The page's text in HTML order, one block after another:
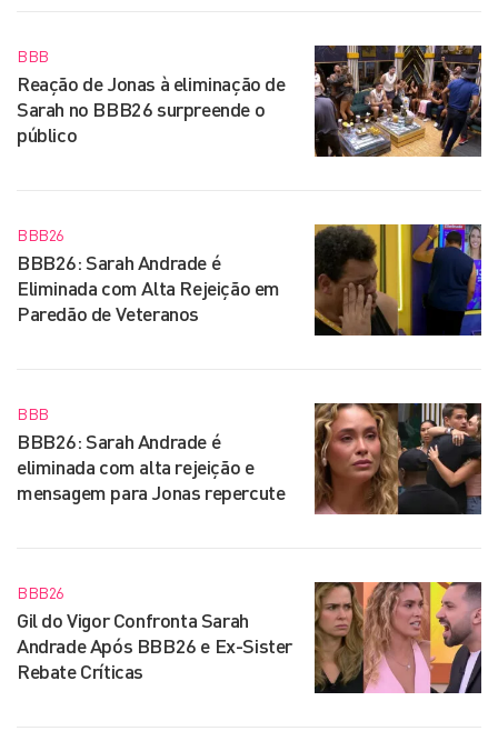
BBB
Reação de Jonas à eliminação de
Sarah no BBB26 surpreende o
público
BBB26
BBB26: Sarah Andrade é
Eliminada com Alta Rejeição em
Paredão de Veteranos
BBB
BBB26: Sarah Andrade é
eliminada com alta rejeição e
mensagem para Jonas repercute
BBB26
Gil do Vigor Confronta Sarah
Andrade Após BBB26 e Ex-Sister
Rebate Críticas